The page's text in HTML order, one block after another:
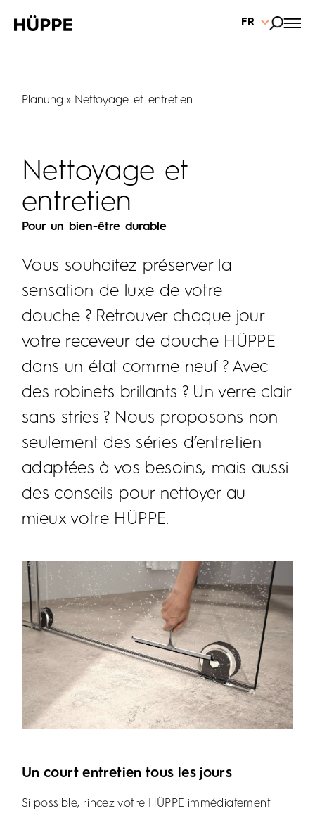
FR
Planung Nettoyage et entretien
Nettoyage et
entretien
Pour un bien-être durable
Vous souhaitez préserver la
sensation de luxe de votre
douche ? Retrouver chaque jour
votre receveur de douche HÜPPE
dans un état comme neuf ? Avec
des robinets brillants ? Un verre clair
sans stries ? Nous proposons non
seulement des séries d’entretien
adaptées à vos besoins, mais aussi
des conseils pour nettoyer au
mieux votre HÜPPE.
Un court entretien tous les jours
Si possible, rincez votre HÜPPE immédiatement